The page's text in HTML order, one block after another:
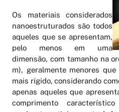
Os materiais considerados
nanoestruturados são todos
aqueles que se apresentam,
pelo menos em uma
dimensão, com tamanho na
m), geralmente menores
mais rígido, considerando
apenas aqueles que
comprimento